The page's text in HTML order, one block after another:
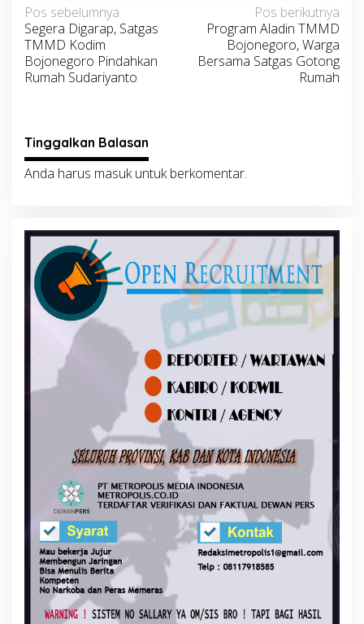
Navigasi
pos
Pos sebelumnya
Segera Digarap, Satgas
TMMD Kodim
Bojonegoro Pindahkan
Rumah Sudariyanto
Pos berikutnya
Program Aladin TMMD
Bojonegoro, Warga
Bersama Satgas Gotong
Rumah
Tinggalkan Balasan
Anda harus masukuntuk berkomentar.